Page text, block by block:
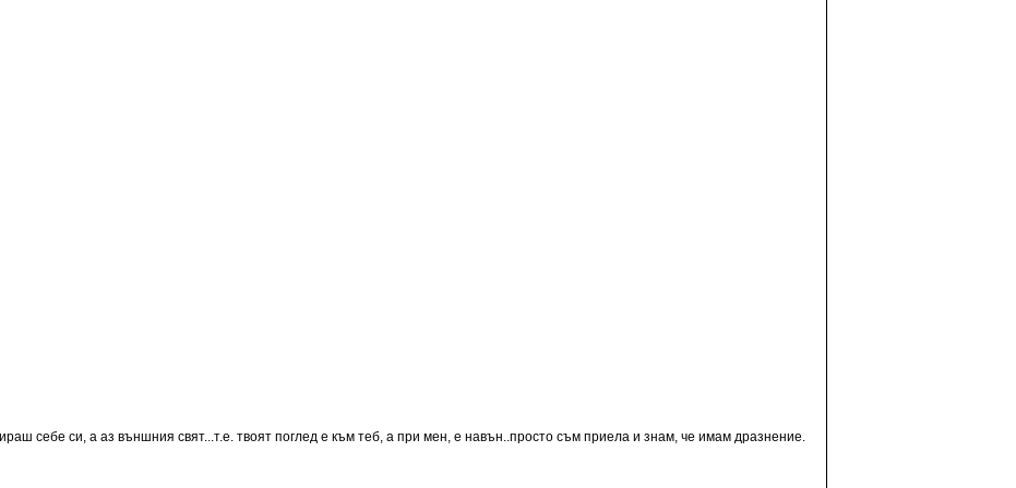
себе си, а аз външния свят...т.е. твоят поглед е към теб, а при мен, е навън..просто съм приела и знам, че имам дразнение.